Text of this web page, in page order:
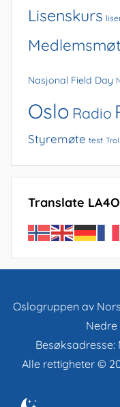
Lisenskurs
Nasjonal Field Day
Oslo Radio
Styremøte test
Translate LA4O
Oslogruppen av
Nedre
Besøksadresse:
Alle rettigheter ©